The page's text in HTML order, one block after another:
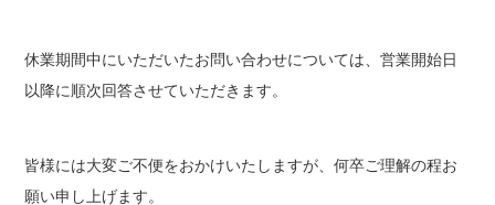
休業期間中にいただいたお問い合わせについては、営業開始日
以降に順次回答させていただきます。
皆様には大変ご不便をおかけいたしますが、何卒ご理解の程お
願い申し上げます。